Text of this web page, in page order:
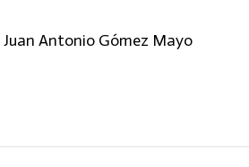
Juan Antonio Gómez Mayo